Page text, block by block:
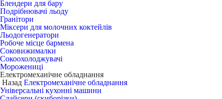
Блендери для бару
Подрібнювачі льоду
Гранітори
Міксери для молочних коктейлів
Льодогенератори
Робоче місце бармена
Соковижималки
Сокоохолоджувачі
Морожениці
Електромеханічне обладнання
Назад Електромеханічне обладнання
Універсальні кухонні машини